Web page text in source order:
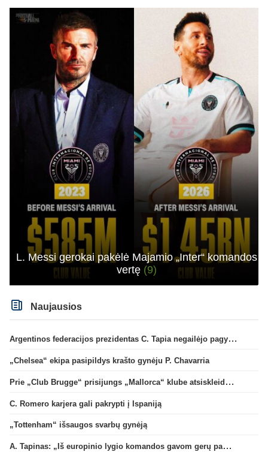
L. Messi gerokai pakėlė Majamio „Inter“ komandos
vertę (9)
Naujausios
Argentinos federacijos prezidentas C. Tapia negailėjo pagyrų G. Infantino
„Chelsea“ ekipa pasipildys krašto gynėju P. Chavarria
Prie „Club Brugge“ prisijungs „Mallorca“ klube atsiskleidęs J. Virgili
C. Romero karjera gali pakrypti į Ispaniją
„Tottenham“ išsaugos svarbų gynėją
A. Tapinas: „Iš europinio lygio komandos gavom gerų pamokų“